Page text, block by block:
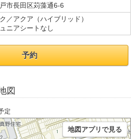
市長田区苅藻通6-6
／アクア（ハイブリッド）
ニアシートなし
予約
図
定
地図アプリで見る